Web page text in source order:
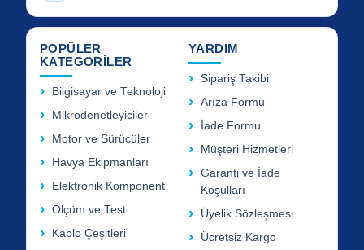
POPÜLER
KATEGORİLER
Bilgisayar ve Teknoloji
Mikrodenetleyiciler
Motor ve Sürücüler
Havya Ekipmanları
Elektronik Komponent
Ölçüm ve Test
Kablo Çeşitleri
YARDIM
Sipariş Takibi
Arıza Formu
İade Formu
Müşteri Hizmetleri
Garanti ve İade
Koşulları
Üyelik Sözleşmesi
Ücretsiz Kargo